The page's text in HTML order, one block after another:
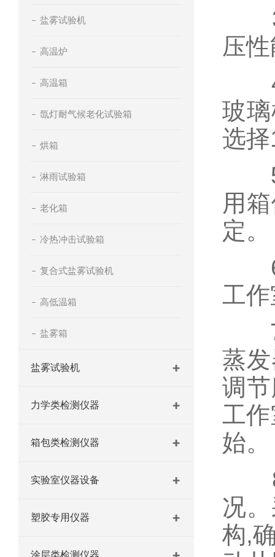
盐雾试验机
高温炉
高温箱
氙灯耐气候老化试验箱
烘箱
淋雨试验箱
老化箱
冷热冲击试验箱
复合式盐雾试验机
高低温箱
盐雾箱
盐雾试验机
力学类检测仪器
箱包类检测仪器
实验室仪器设备
塑胶专用仪器
涂层类检测仪器
3
压
4
玻
选择
5
用
定。
6
工
7
蒸
调
工
始。
8
况
构,